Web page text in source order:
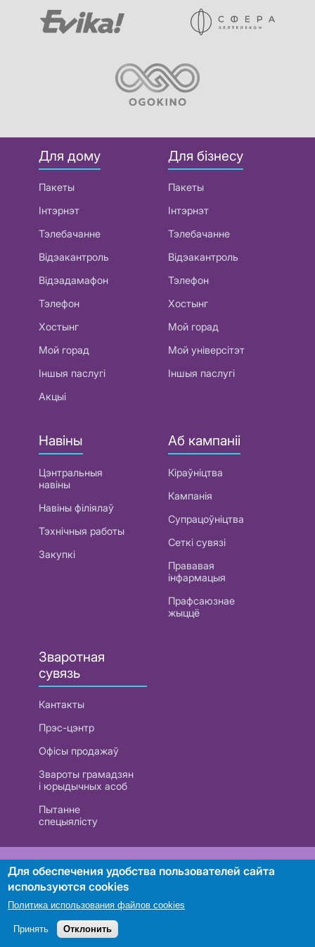
Для дому
Пакеты
Інтэрнэт
Тэлебачанне
Відэакантроль
Відэадамафон
Тэлефон
Хостынг
Мой горад
Іншыя паслугі
Акцыі
Для бізнесу
Пакеты
Інтэрнэт
Тэлебачанне
Відэакантроль
Тэлефон
Хостынг
Мой горад
Мой універсітэт
Іншыя паслугі
Навіны
Цэнтральныя
навіны
Навіны філіялаў
Тэхнічныя работы
Закупкі
Аб кампаніі
Кіраўніцтва
Кампанія
Супрацоўніцтва
Сеткі сувязі
Прававая
інфармацыя
Прафсаюзнае
жыццё
Зваротная
сувязь
Кантакты
Прэс-цэнтр
Офісы продажаў
Звароты грамадзян
і юрыдычных асоб
Пытанне
спецыялісту
РУП «Белтэлекам». УНП 101007741
Пошук
Для обеспечения удобства пользователей сайта
используются cookies
Политика использования файлов cookies
Принять Отклонить